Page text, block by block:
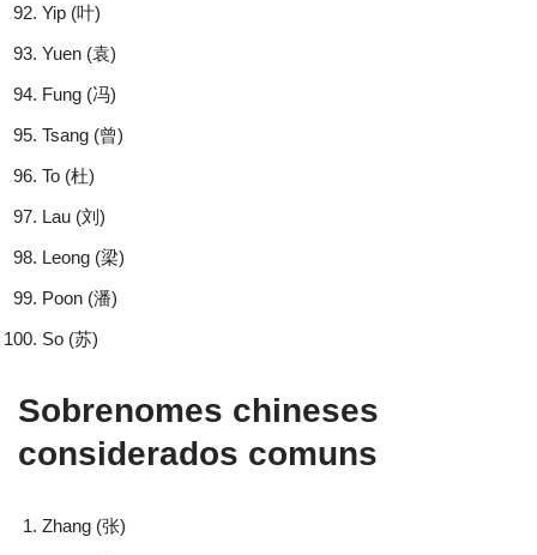
Yip (叶)
Yuen (袁)
Fung (冯)
Tsang (曾)
To (杜)
Lau (刘)
Leong (梁)
Poon (潘)
So (苏)
Sobrenomes chineses
considerados comuns
Zhang (张)